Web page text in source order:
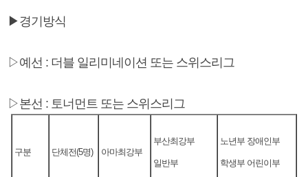
▶경기방식
▷예선 : 더블 일리미네이션 또는 스위스리그
▷본선 : 토너먼트 또는 스위스리그
구분 단체전(5명) 아마최강부
부산최강부
일반부
노년부 장애인부
학생부 어린이부